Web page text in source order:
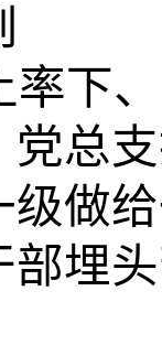
率下
党总
级做
部埋